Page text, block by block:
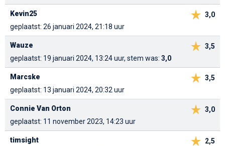
3,0
Kevin25
geplaatst: 26 januari 2024, 21:18 uur
3,5
Wauze
geplaatst: 19 januari 2024, 13:24 uur, stem was: 3,0
3,5
Marcske
geplaatst: 13 januari 2024, 20:32 uur
3,0
Connie Van Orton
geplaatst: 11 november 2023, 14:23 uur
2,5
timsight